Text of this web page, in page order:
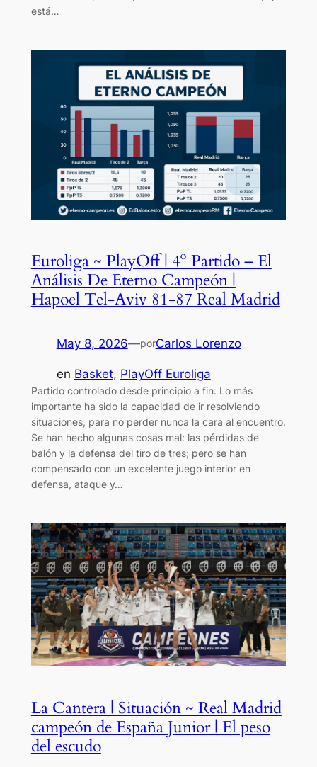
está…
Euroliga ~ PlayOff | 4º Partido – El
Análisis De Eterno Campeón |
Hapoel Tel-Aviv 81-87 Real Madrid
May 8, 2026—porCarlos Lorenzo
en Basket, PlayOff Euroliga
Partido controlado desde principio a fin. Lo más
importante ha sido la capacidad de ir resolviendo
situaciones, para no perder nunca la cara al encuentro.
Se han hecho algunas cosas mal: las pérdidas de
balón y la defensa del tiro de tres; pero se han
compensado con un excelente juego interior en
defensa, ataque y…
La Cantera | Situación ~ Real Madrid
campeón de España Junior | El peso
del escudo